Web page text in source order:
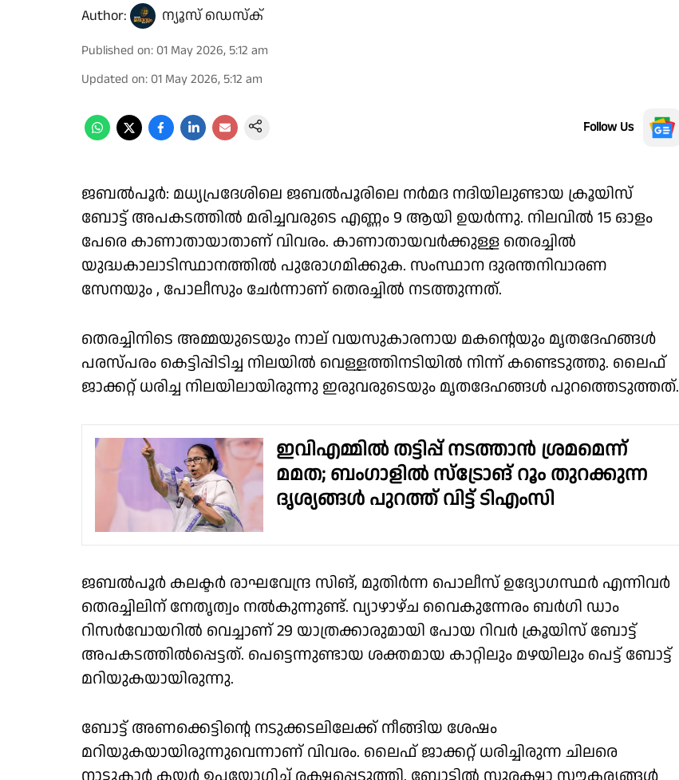
Author: ന്യൂസ് ഡെസ്ക്
Published on: 01 May 2026, 5:12 am
Updated on: 01 May 2026, 5:12 am
Follow Us
ജബൽപൂർ: മധ്യപ്രദേശിലെ ജബൽപൂരിലെ നർമദ നദിയിലുണ്ടായ ക്രൂയിസ്
ബോട്ട് അപകടത്തിൽ മരിച്ചവരുടെ എണ്ണം 9 ആയി ഉയർന്നു. നിലവിൽ 15 ഓളം
പേരെ കാണാതായാതാണ് വിവരം. കാണാതായവർക്കുള്ള തെരച്ചിൽ
യുദ്ധകാലാടിസ്ഥാനത്തിൽ പുരോഗമിക്കുക. സംസ്ഥാന ദുരന്തനിവാരണ
സേനയും , പോലീസും ചേർന്നാണ് തെരച്ചിൽ നടത്തുന്നത്.
തെരച്ചിനിടെ അമ്മയുടെയും നാല് വയസുകാരനായ മകൻ്റെയും മൃതദേഹങ്ങൾ
പരസ്പരം കെട്ടിപ്പിടിച്ച നിലയിൽ വെള്ളത്തിനടിയിൽ നിന്ന് കണ്ടെടുത്തു. ലൈഫ്
ജാക്കറ്റ് ധരിച്ച നിലയിലായിരുന്നു ഇരുവരുടെയും മൃതദേഹങ്ങൾ പുറത്തെടുത്തത്.
ഇവിഎമ്മിൽ തട്ടിപ്പ് നടത്താൻ ശ്രമമെന്ന്
മമത; ബംഗാളിൽ സ്‌ട്രോങ് റൂം തുറക്കുന്ന
ദൃശ്യങ്ങൾ പുറത്ത് വിട്ട് ടിഎംസി
ജബല്‍പൂര്‍ കലക്ടര്‍ രാഘവേന്ദ്ര സിങ്, മുതിര്‍ന്ന പൊലീസ് ഉദ്യോഗസ്ഥര്‍ എന്നിവർ
തെരച്ചിലിന് നേതൃത്വം നൽകുന്നുണ്ട്. വ്യാഴാഴ്ച വൈകുന്നേരം ബർഗി ഡാം
റിസർവോയറിൽ വെച്ചാണ് 29 യാത്രക്കാരുമായി പോയ റിവർ ക്രൂയിസ് ബോട്ട്
അപകടത്തിൽപ്പെട്ടത്. പെട്ടെന്നുണ്ടായ ശക്തമായ കാറ്റിലും മഴയിലും പെട്ട് ബോട്ട്
മറിയുകയായിരുന്നു.
ബോട്ട് അണക്കെട്ടിൻ്റെ നടുക്കടലിലേക്ക് നീങ്ങിയ ശേഷം
മറിയുകയായിരുന്നുവെന്നാണ് വിവരം. ലൈഫ് ജാക്കറ്റ് ധരിച്ചിരുന്ന ചിലരെ